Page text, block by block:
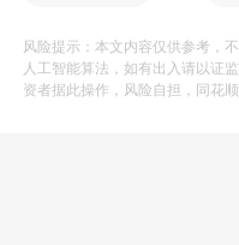
风险提示：本文内容仅供参考，
人工智能算法，如有出入请以证
资者据此操作，风险自担，同花